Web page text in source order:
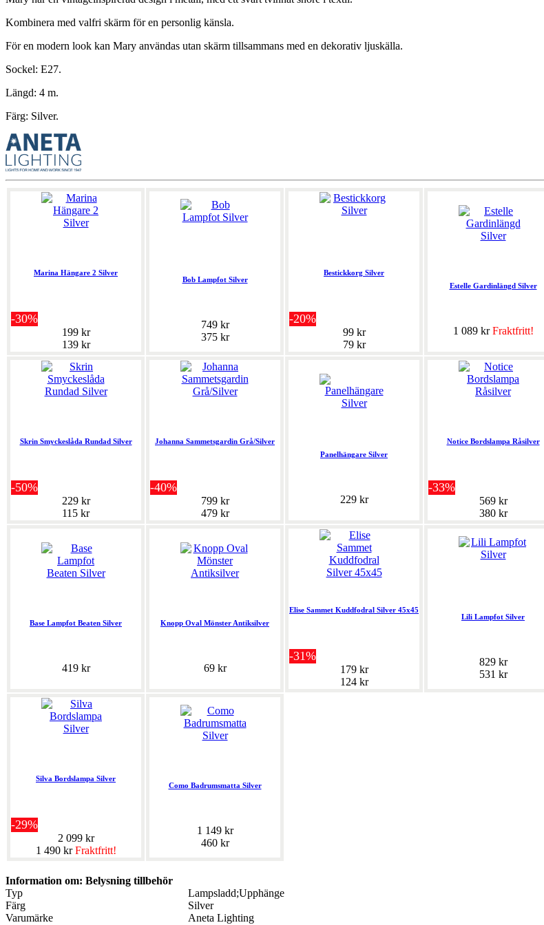
Kombinera med valfri skärm för en personlig känsla.
För en modern look kan Mary användas utan skärm tillsammans med en dekorativ ljuskälla.
Sockel: E27.
Längd: 4 m.
Färg: Silver.
Marina Hängare 2 Silver
-30%
199 kr
139 kr
Bob Lampfot Silver
749 kr
375 kr
Bestickkorg Silver
-20%
99 kr
79 kr
Estelle Gardinlängd Silver
1 089 krFraktfritt!
Skrin Smyckeslåda Rundad Silver
-50%
229 kr
115 kr
Johanna Sammetsgardin Grå/Silver
-40%
799 kr
479 kr
Panelhängare Silver
229 kr
Notice Bordslampa Råsilver
-33%
569 kr
380 kr
Base Lampfot Beaten Silver
419 kr
Knopp Oval Mönster Antiksilver
69 kr
Elise Sammet Kuddfodral Silver 45x45
-31%
179 kr
124 kr
Lili Lampfot Silver
829 kr
531 kr
Silva Bordslampa Silver
-29%
2 099 kr
1 490 krFraktfritt!
Como Badrumsmatta Silver
1 149 kr
460 kr
Information om: Belysning tillbehör
Typ
Lampsladd;Upphänge
Färg
Silver
Varumärke
Aneta Lighting